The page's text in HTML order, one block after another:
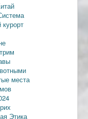
места
Этика